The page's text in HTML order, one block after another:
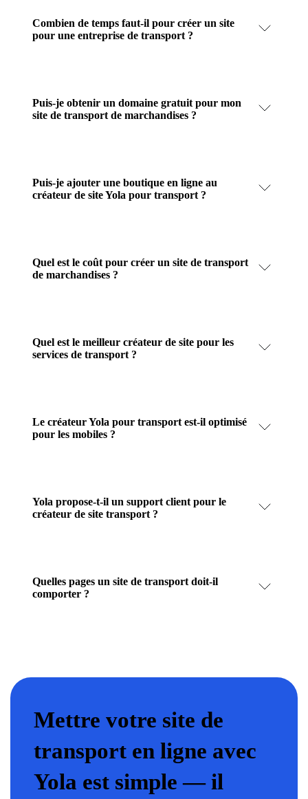
Combien de temps faut-il pour créer un site
pour une entreprise de transport ?
Puis-je obtenir un domaine gratuit pour mon
site de transport de marchandises ?
Puis-je ajouter une boutique en ligne au
créateur de site Yola pour transport ?
Quel est le coût pour créer un site de transport
de marchandises ?
Quel est le meilleur créateur de site pour les
services de transport ?
Le créateur Yola pour transport est-il optimisé
pour les mobiles ?
Yola propose-t-il un support client pour le
créateur de site transport ?
Quelles pages un site de transport doit-il
comporter ?
Mettre votre site de
transport en ligne avec
Yola est simple — il